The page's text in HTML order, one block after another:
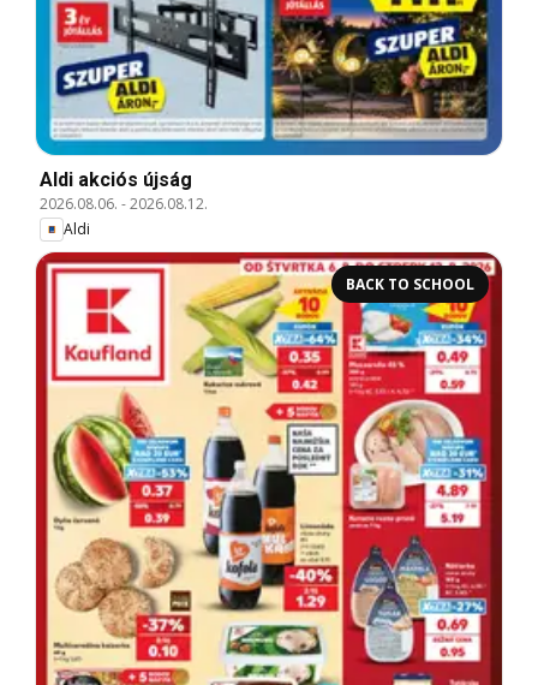
Aldi akciós újság
2026.08.06. -2026.08.12.
Aldi
BACK TO SCHOOL